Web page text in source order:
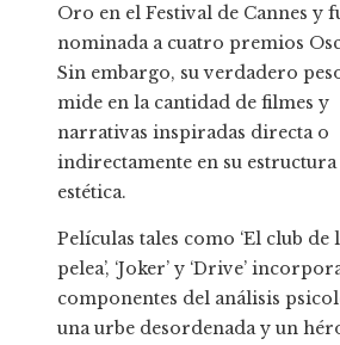
Oro en el Festival de Cannes y
nominada a cuatro premios
Sin embargo, su verdadero
mide en la cantidad de filmes y
narrativas inspiradas directa o
indirectamente en su estructura
estética.
Películas tales como ‘El club de
pelea’, ‘Joker’ y ‘Drive’
componentes del análisis
una urbe desordenada y un